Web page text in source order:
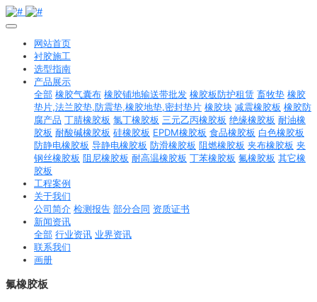
网站首页
衬胶施工
选型指南
产品展示
全部 橡胶气囊布 橡胶铺地输送带批发 橡胶板防护租赁 畜牧垫 橡胶
垫片,法兰胶垫,防震垫,橡胶地垫,密封垫片 橡胶块 减震橡胶板 橡胶防
腐产品 丁腈橡胶板 氯丁橡胶板 三元乙丙橡胶板 绝缘橡胶板 耐油橡
胶板 耐酸碱橡胶板 硅橡胶板 EPDM橡胶板 食品橡胶板 白色橡胶板
防静电橡胶板 导静电橡胶板 防滑橡胶板 阻燃橡胶板 夹布橡胶板 夹
钢丝橡胶板 阻尼橡胶板 耐高温橡胶板 丁苯橡胶板 氟橡胶板 其它橡
胶板
工程案例
关于我们
公司简介 检测报告 部分合同 资质证书
新闻资讯
全部 行业资讯 业界资讯
联系我们
画册
氟橡胶板